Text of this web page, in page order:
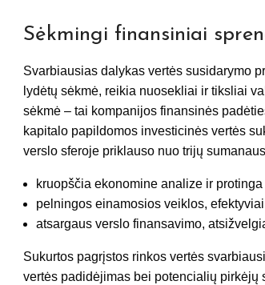
Sėkmingi finansiniai
Svarbiausias dalykas vertės susidarymo
lydėtų sėkmė, reikia nuosekliai ir tiksliai
sėkmė – tai kompanijos finansinės
kapitalo papildomos investicinės vertės
verslo sferoje priklauso nuo trijų
kruopščia ekonomine analize ir
pelningos einamosios veiklos,
atsargaus verslo finansavimo,
Sukurtos pagrįstos rinkos vertės
vertės padidėjimas bei potencialių pirkėjų